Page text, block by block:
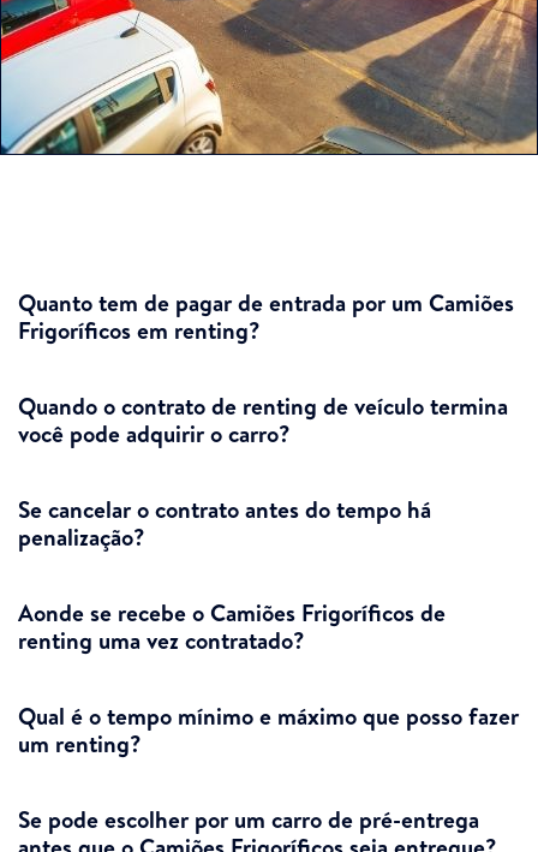
Quanto tem de pagar de entrada por um Camiões
Frigoríficos em renting?
Quando o contrato de renting de veículo termina
você pode adquirir o carro?
Se cancelar o contrato antes do tempo há
penalização?
Aonde se recebe o Camiões Frigoríficos de
renting uma vez contratado?
Qual é o tempo mínimo e máximo que posso fazer
um renting?
Se pode escolher por um carro de pré-entrega